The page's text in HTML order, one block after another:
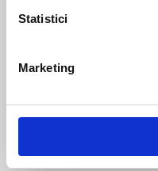
Statistici
Marketing
din contract este
Dar până la urmă
le-au accesat
neamul
RĂBDARE
românului ne face
europeni. Pentru